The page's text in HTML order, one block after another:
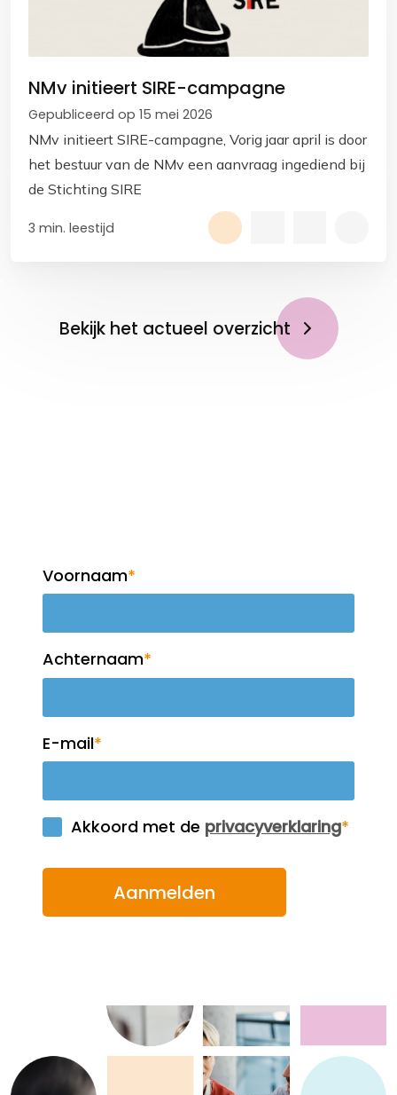
NMv initieert SIRE-campagne
Gepubliceerd op 15 mei 2026
NMv initieert SIRE-campagne, Vorig jaar april is door
het bestuur van de NMv een aanvraag ingediend bij
de Stichting SIRE
3 min. leestijd
Bekijk het actueel overzicht